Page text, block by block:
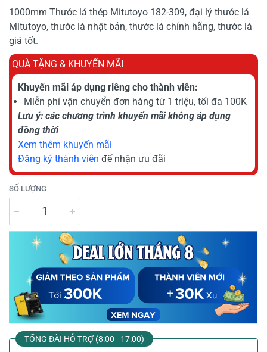
1000mm Thước lá thép Mitutoyo 182-309, đại lý thước lá
Mitutoyo, thước lá nhật bản, thước lá chính hãng, thước lá
giá tốt.
QUÀ TẶNG & KHUYẾN MÃI
Khuyến mãi áp dụng riêng cho thành viên:
Miễn phí vận chuyển đơn hàng từ 1 triệu, tối đa 100K
Lưu ý: các chương trình khuyến mãi không áp dụng
đồng thời
Xem thêm khuyến mãi
Đăng ký thành viên để nhận ưu đãi
SỐ LƯỢNG
TỔNG ĐÀI HỖ TRỢ (8:00 - 17:00)